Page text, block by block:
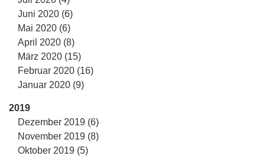
Juni 2020 (6)
Mai 2020 (6)
April 2020 (8)
März 2020 (15)
Februar 2020 (16)
Januar 2020 (9)
2019
Dezember 2019 (6)
November 2019 (8)
Oktober 2019 (5)